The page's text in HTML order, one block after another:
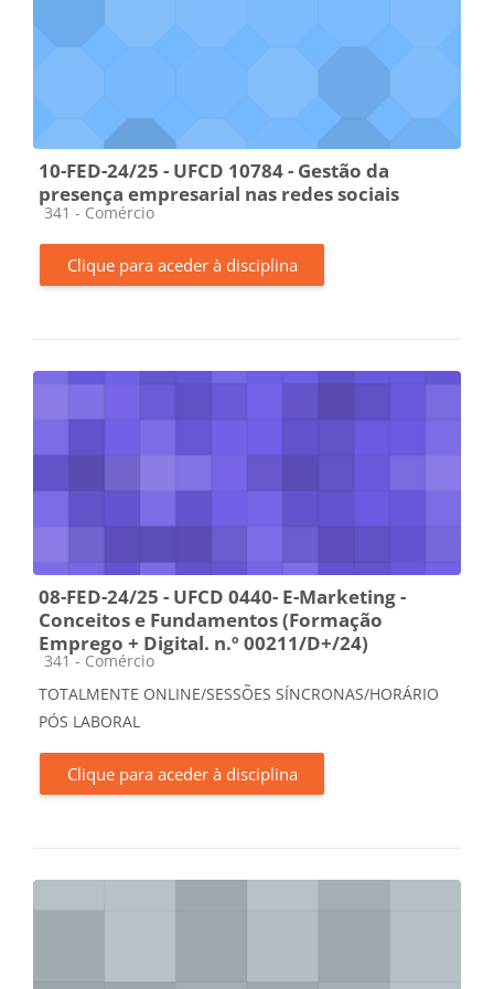
10-FED-24/25 - UFCD 10784 - Gestão da
presença empresarial nas redes sociais
Categoria da disciplina
341 - Comércio
Clique para aceder à disciplina
08-FED-24/25 - UFCD 0440- E-Marketing -
Conceitos e Fundamentos (Formação
Emprego + Digital. n.º 00211/D+/24)
Categoria da disciplina
341 - Comércio
TOTALMENTE ONLINE/SESSÕES SÍNCRONAS/HORÁRIO
PÓS LABORAL
Clique para aceder à disciplina